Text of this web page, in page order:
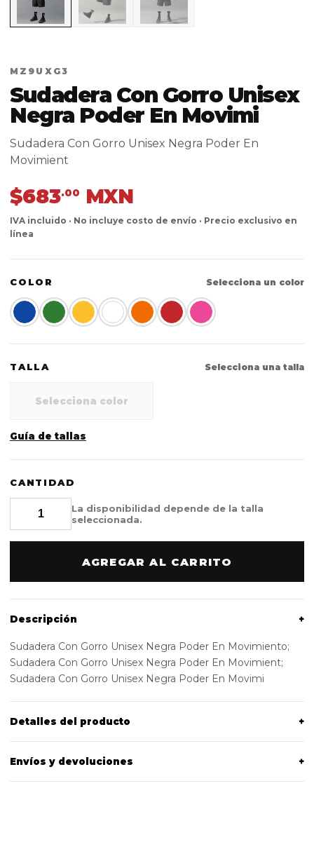
MZ9UXG3
Sudadera Con Gorro Unisex
Negra Poder En Movimi
Sudadera Con Gorro Unisex Negra Poder En
Movimient
$683.00 MXN
IVA incluido · No incluye costo de envío · Precio exclusivo en
línea
COLOR Selecciona un color
TALLA Selecciona una talla
Selecciona color
Guía de tallas
CANTIDAD
La disponibilidad depende de la talla
seleccionada.
AGREGAR AL CARRITO
Descripción +
Sudadera Con Gorro Unisex Negra Poder En Movimiento;
Sudadera Con Gorro Unisex Negra Poder En Movimient;
Sudadera Con Gorro Unisex Negra Poder En Movimi
Detalles del producto +
Envíos y devoluciones +